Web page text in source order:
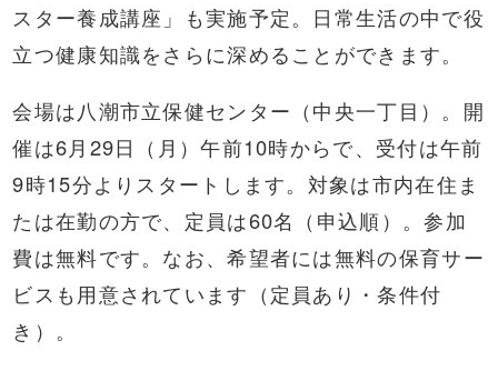
スター養成講座」も実施予定。日常生活の中で役
立つ健康知識をさらに深めることができます。
会場は八潮市立保健センター（中央一丁目）。開
催は6月29日（月）午前10時からで、受付は午前
9時15分よりスタートします。対象は市内在住ま
たは在勤の方で、定員は60名（申込順）。参加
費は無料です。なお、希望者には無料の保育サー
ビスも用意されています（定員あり・条件付
き）。